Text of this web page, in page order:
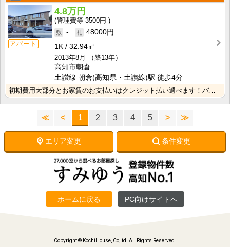
アパート
4.8万円
3500円
-
48000円
1K
32.94㎡
2013年8月
（築13年）
高知市朝倉
土讃線 朝倉(高知県・土讃線)駅 徒歩4分
初期費用大部分とお家賃のお支払いはクレジット払い選べます！バス・トイレ別なので、ゆったり湯船に浸かれ･･･
≪ < 1 2 3 4 5 > ≫
エリア変更 条件変更
ホームに戻る PC向けサイトへ
Copyright © KochiHouse, Co,ltd. All Rights Reserved.